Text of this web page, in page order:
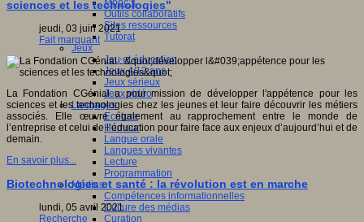
Mooc’s
Outils collaboratifs
Sites ressources
Tutorat
Jeux
Jeu et éducation
Jeux 4/12 ans
Jeux sérieux
Jeux vidéo
Langages
Ecriture
Humour
Langue orale
Langues vivantes
Lecture
Programmation
Médias
Compétences informationnelles
Culture des médias
Curation
sciences et les technologies"
jeudi, 03 juin 2021
Fait marquant
La Fondation CGénial a pour mission de développer l'appétence pour les
sciences et les technologies chez les jeunes et leur faire découvrir les métiers
associés. Elle œuvre également au rapprochement entre le monde de
l’entreprise et celui de l’éducation pour faire face aux enjeux d’aujourd’hui et de
demain.
En savoir plus...
Biotechnologies et santé : la révolution est en marche
lundi, 05 avril 2021
Recherche